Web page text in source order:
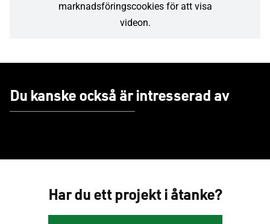
marknadsföringscookies för att visa
videon.
Tillåt och spela upp video
Hantera cookieinställningar
Du kanske också är intresserad av
Har du ett projekt i åtanke?